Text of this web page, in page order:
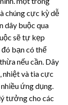
chúng cực kỳ dễ
dây buộc qua
sẽ tự kẹp
đó bạn có thể
nếu cần. Dây
nhiệt và tia cực
ứng dụng.
tưởng cho các